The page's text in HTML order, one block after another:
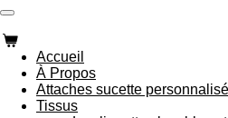
Passer
au
contenu
principal
Accueil
À Propos
Attaches sucette
Tissus